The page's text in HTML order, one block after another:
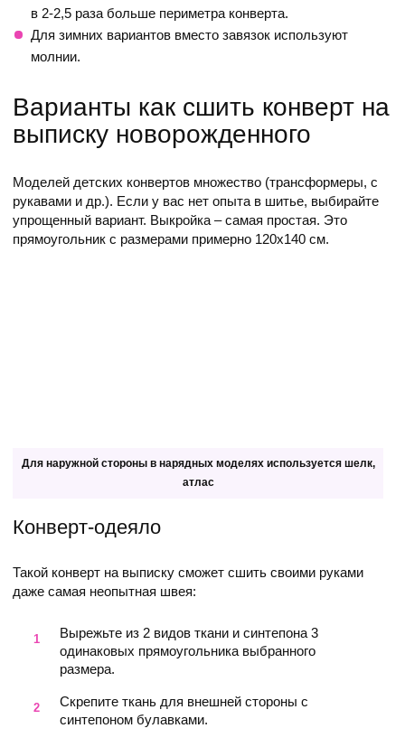
в 2-2,5 раза больше периметра конверта.
Для зимних вариантов вместо завязок используют
молнии.
Варианты как сшить конверт на
выписку новорожденного
Моделей детских конвертов множество (трансформеры, с
рукавами и др.). Если у вас нет опыта в шитье, выбирайте
упрощенный вариант. Выкройка – самая простая. Это
прямоугольник с размерами примерно 120х140 см.
Для наружной стороны в нарядных моделях используется шелк,
атлас
Конверт-одеяло
Такой конверт на выписку сможет сшить своими руками
даже самая неопытная швея:
Вырежьте из 2 видов ткани и синтепона 3
одинаковых прямоугольника выбранного
размера.
Скрепите ткань для внешней стороны с
синтепоном булавками.